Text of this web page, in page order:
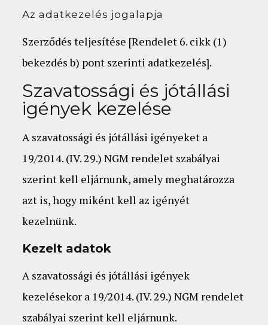
Az adatkezelés jogalapja
Szerződés teljesítése [Rendelet 6. cikk (1)
bekezdés b) pont szerinti adatkezelés].
Szavatossági és jótállási
igények kezelése
A szavatossági és jótállási igényeket a
19/2014. (IV. 29.) NGM rendelet szabályai
szerint kell eljárnunk, amely meghatározza
azt is, hogy miként kell az igényét
kezelnünk.
Kezelt adatok
A szavatossági és jótállási igények
kezelésekor a 19/2014. (IV. 29.) NGM rendelet
szabályai szerint kell eljárnunk.